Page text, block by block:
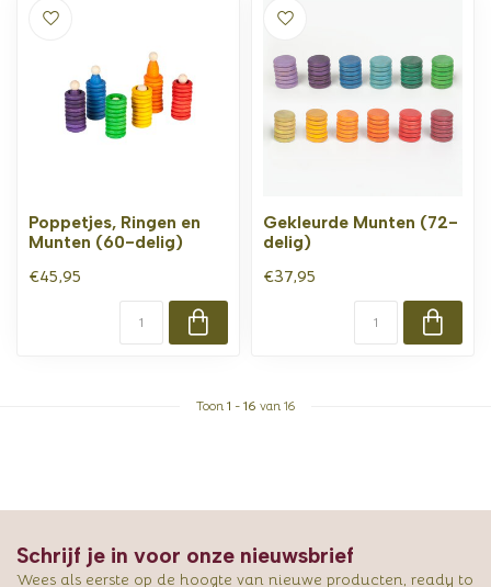
Poppetjes, Ringen en
Munten (60-delig)
€45,95
Gekleurde Munten (72-
delig)
€37,95
Toon 1 - 16 van 16
Schrijf je in voor onze nieuwsbrief
Wees als eerste op de hoogte van nieuwe producten, ready to